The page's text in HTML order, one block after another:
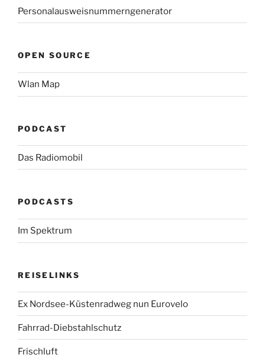
Personalausweisnummerngenerator
OPEN SOURCE
Wlan Map
PODCAST
Das Radiomobil
PODCASTS
Im Spektrum
REISELINKS
Ex Nordsee-Küstenradweg nun Eurovelo
Fahrrad-Diebstahlschutz
Frischluft